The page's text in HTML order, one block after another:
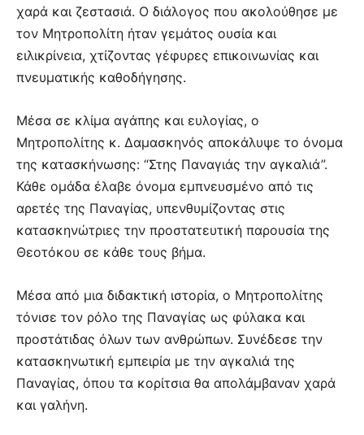
χαρά και ζεστασιά. Ο διάλογος που ακολούθησε με
τον Μητροπολίτη ήταν γεμάτος ουσία και
ειλικρίνεια, χτίζοντας γέφυρες επικοινωνίας και
πνευματικής καθοδήγησης.
Μέσα σε κλίμα αγάπης και ευλογίας, ο
Μητροπολίτης κ. Δαμασκηνός αποκάλυψε το όνομα
της κατασκήνωσης: “Στης Παναγιάς την αγκαλιά”.
Κάθε ομάδα έλαβε όνομα εμπνευσμένο από τις
αρετές της Παναγίας, υπενθυμίζοντας στις
κατασκηνώτριες την προστατευτική παρουσία της
Θεοτόκου σε κάθε τους βήμα.
Μέσα από μια διδακτική ιστορία, ο Μητροπολίτης
τόνισε τον ρόλο της Παναγίας ως φύλακα και
προστάτιδας όλων των ανθρώπων. Συνέδεσε την
κατασκηνωτική εμπειρία με την αγκαλιά της
Παναγίας, όπου τα κορίτσια θα απολάμβαναν χαρά
και γαλήνη.